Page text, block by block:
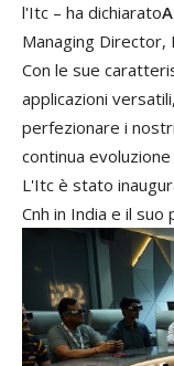
l'Itc – ha dichiarato
Managing Director,
Con le sue
applicazioni versatili,
perfezionare i nostri
continua evoluzione
L'Itc è stato
Cnh in India e il suo